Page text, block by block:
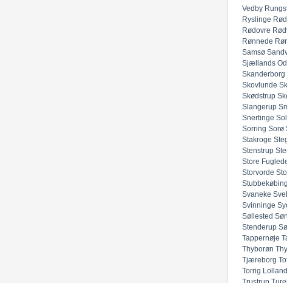
Vedby
Ryslinge
Rødovre
Rønnede
Samsø
Sjællands
Skanderborg
Skovlunde
Skødstrup
Slangerup
Snertinge
Sorring Sorø
Stakroge
Stenstrup
Store
Storvorde
Stubbekøbing
Svaneke
Svinninge
Søllested
Stenderup
Tappernøje
Thyborøn
Tjæreborg
Torrig Lolland